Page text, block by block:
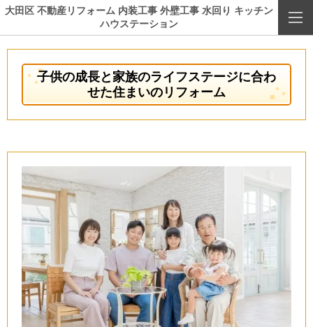
大田区 不動産リフォーム 内装工事 外壁工事 水回り キッチン
ハウステーション
子供の成長と家族のライフステージに合わ
せた住まいのリフォーム